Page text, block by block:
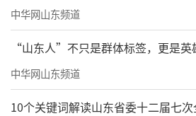
中华网山东频道
“山东人”不只是群体标签，更是英
中华网山东频道
10个关键词解读山东省委十二届七